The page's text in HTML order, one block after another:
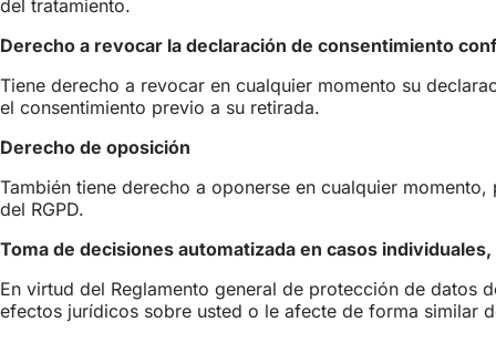
del tratamiento.
Derecho a revocar la declaración de consentimiento
Tiene derecho a revocar en cualquier momento su
el consentimiento previo a su retirada.
Derecho de oposición
También tiene derecho a oponerse en cualquier
del RGPD.
Toma de decisiones automatizada en casos
En virtud del Reglamento general de protección de datos
efectos jurídicos sobre usted o le afecte de forma similar